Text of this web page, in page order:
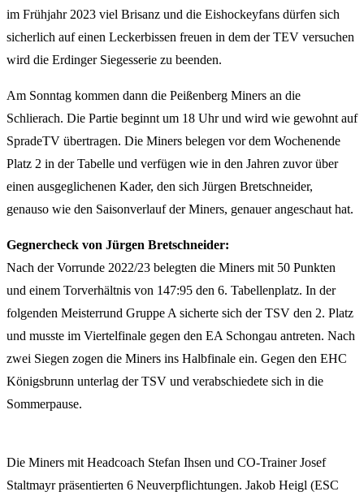
im Frühjahr 2023 viel Brisanz und die Eishockeyfans dürfen sich
sicherlich auf einen Leckerbissen freuen in dem der TEV versuchen
wird die Erdinger Siegesserie zu beenden.
Am Sonntag kommen dann die Peißenberg Miners an die
Schlierach. Die Partie beginnt um 18 Uhr und wird wie gewohnt auf
SpradeTV übertragen. Die Miners belegen vor dem Wochenende
Platz 2 in der Tabelle und verfügen wie in den Jahren zuvor über
einen ausgeglichenen Kader, den sich Jürgen Bretschneider,
genauso wie den Saisonverlauf der Miners, genauer angeschaut hat.
Gegnercheck von Jürgen Bretschneider:
Nach der Vorrunde 2022/23 belegten die Miners mit 50 Punkten
und einem Torverhältnis von 147:95 den 6. Tabellenplatz. In der
folgenden Meisterrund Gruppe A sicherte sich der TSV den 2. Platz
und musste im Viertelfinale gegen den EA Schongau antreten. Nach
zwei Siegen zogen die Miners ins Halbfinale ein. Gegen den EHC
Königsbrunn unterlag der TSV und verabschiedete sich in die
Sommerpause.
Die Miners mit Headcoach Stefan Ihsen und CO-Trainer Josef
Staltmayr präsentierten 6 Neuverpflichtungen. Jakob Heigl (ESC